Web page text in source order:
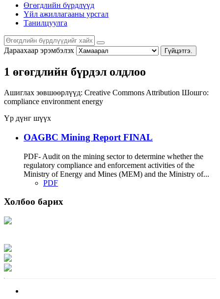
Өгөгдлийн бүрдлүүд
Үйл ажиллагааны урсгал
Танилцуулга
Дараахаар эрэмбэлэх Гүйцэтгэ.
1 өгөгдлийн бүрдэл олдлоо
Ашиглах зөвшөөрлүүд: Creative Commons Attribution Шошго:
compliance environment energy
Үр дүнг шүүх
OAGBC Mining Report FINAL
PDF- Audit on the mining sector to determine whether the
regulatory compliance and enforcement activities of the
Ministry of Energy and Mines (MEM) and the Ministry of...
PDF
Холбоо барих